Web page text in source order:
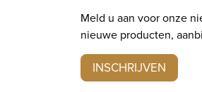
Meld u aan voor onze
nieuwe producten,
INSCHRIJVEN